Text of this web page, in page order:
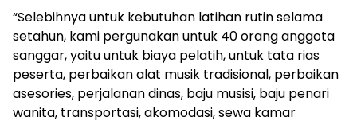
“Selebihnya untuk kebutuhan latihan rutin selama
setahun, kami pergunakan untuk 40 orang anggota
sanggar, yaitu untuk biaya pelatih, untuk tata rias
peserta, perbaikan alat musik tradisional, perbaikan
asesories, perjalanan dinas, baju musisi, baju penari
wanita, transportasi, akomodasi, sewa kamar